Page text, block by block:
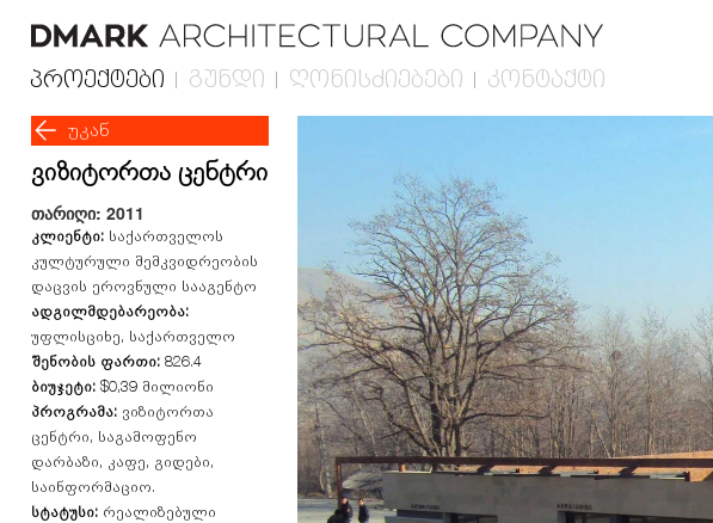
პროექტები გუნდი ღონისძიებები კონტაქტი
უკან
ვიზიტორთა ცენტრი
თარიღი: 2011
კლიენტი: საქართველოს
კულტურული მემკვიდრეობის
დაცვის ეროვნული სააგენტო
ადგილმდებარეობა:
უფლისციხე, საქართველო
შენობის ფართი: 826.4
ბიუჯეტი: $0,39 მილიონი
პროგრამა: ვიზიტორთა
ცენტრი, საგამოფენო
დარბაზი, კაფე, გიდები,
საინფორმაციო.
სტატუსი: რეალიზებული